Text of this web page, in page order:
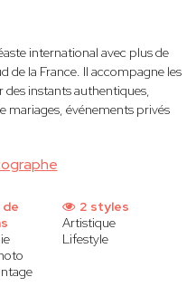
international avec plus de
de la France. Il accompagne les
instants authentiques,
mariages, événements privés
2 styles
Artistique
Lifestyle